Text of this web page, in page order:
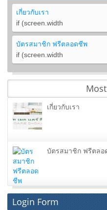
เกี่ยวกับเรา
if (screen.width
บัตรสมาชิก ฟรีตลอดชีพ
if (screen.width
เกี่ยวกับเรา
บัตรสมาชิก ฟรีตลอ
Login Form